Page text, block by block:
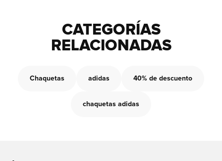
CATEGORÍAS
RELACIONADAS
Chaquetas adidas 40% de descuento
chaquetas adidas